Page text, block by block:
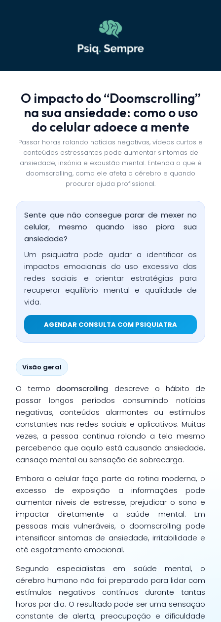
O impacto do “Doomscrolling”
na sua ansiedade: como o uso
do celular adoece a mente
Passar horas rolando notícias negativas, vídeos curtos e
conteúdos estressantes pode aumentar sintomas de
ansiedade, insônia e exaustão mental. Entenda o que é
doomscrolling, como ele afeta o cérebro e quando
procurar ajuda profissional.
Sente que não consegue parar de mexer no
celular, mesmo quando isso piora sua
ansiedade?
Um psiquiatra pode ajudar a identificar os
impactos emocionais do uso excessivo das
redes sociais e orientar estratégias para
recuperar equilíbrio mental e qualidade de
vida.
AGENDAR CONSULTA COM PSIQUIATRA
Visão geral
O termodoomscrolling descreve o hábito de
passar longos períodos consumindo notícias
negativas, conteúdos alarmantes ou estímulos
constantes nas redes sociais e aplicativos. Muitas
vezes, a pessoa continua rolando a tela mesmo
percebendo que aquilo está causando ansiedade,
cansaço mental ou sensação de sobrecarga.
Embora o celular faça parte da rotina moderna, o
excesso de exposição a informações pode
aumentar níveis de estresse, prejudicar o sono e
impactar diretamente a saúde mental. Em
pessoas mais vulneráveis, o doomscrolling pode
intensificar sintomas de ansiedade, irritabilidade e
até esgotamento emocional.
Segundo especialistas em saúde mental, o
cérebro humano não foi preparado para lidar com
estímulos negativos contínuos durante tantas
horas por dia. O resultado pode ser uma sensação
constante de alerta, preocupação e dificuldade